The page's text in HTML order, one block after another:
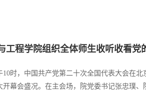
工程学院组织全体师生收听收看党
10时，中国共产党第二十次全国代表大会在
开幕会盛况。在主会场，院党委书记张忠璞
聆听习近平总书记代表第十九届中央委员会